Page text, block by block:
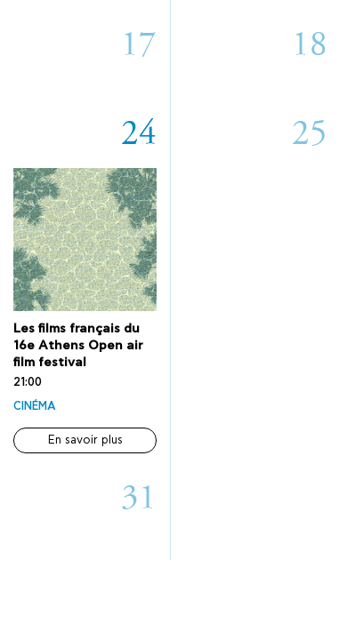
17
18
24
Les films français du
16e Athens Open air
film festival
21:00
CINÉMA
En savoir plus
25
31